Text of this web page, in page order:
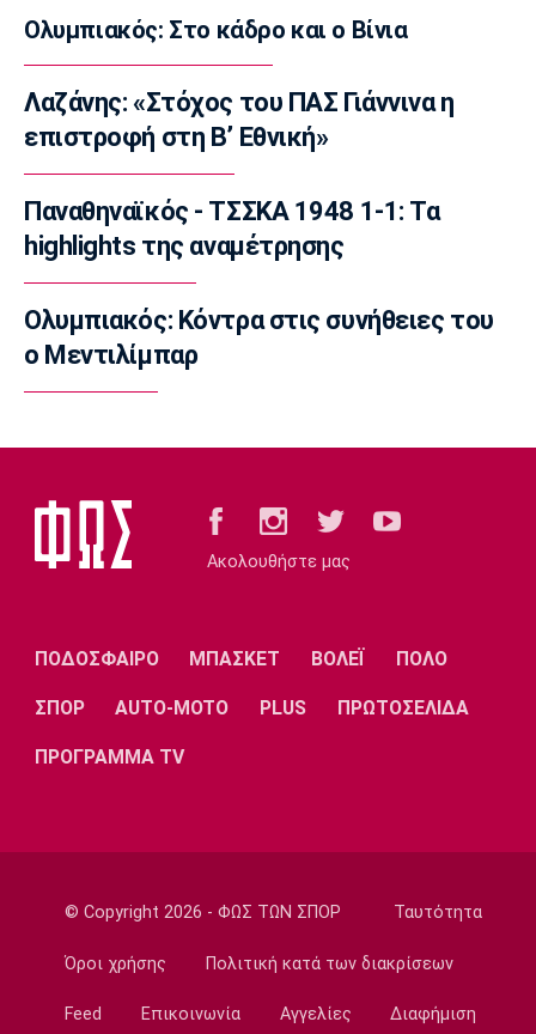
Conference League
στο Κλουζ
23:16
Γ Εθνική
«Πακέτο» στον Απόλλωνα Σμύρνης
23:05
Λεβαδειακός - Παναιτωλικός 1-0: Φιλική νίκη
οι Βοιωτοί επί των «καναρινιών»
22:50
Europa League
λάθος (hls)
Ποδόσφαιρο - Διεθνή
Ρεάλ Μαδρίτης: Ανανέωσε τον Βινίσιους ως
Ποδόσφαιρο - Διεθνή
22:20
Super League 1
Κούβελος σε αδελφές Αλεξανδρή: «Μας
21:50
Super League 2
Ολυμπιακός: Στο κάδρο και ο Βίνια
Λαζάνης: «Στόχος του ΠΑΣ Γιάννινα η
επιστροφή στη Β’ Εθνική»
Παναθηναϊκός - ΤΣΣΚΑ 1948 1-1: Τα
highlights της αναμέτρησης
Ολυμπιακός: Κόντρα στις συνήθειες του
ο Μεντιλίμπαρ
Ακολουθήστε μας
ΠΟΔΟΣΦΑΙΡΟ ΜΠΑΣΚΕΤ ΒΟΛΕΪ ΠΟΛΟ
ΣΠΟΡ AUTO-MOTO PLUS ΠΡΩΤΟΣΕΛΙΔΑ
ΠΡΟΓΡΑΜΜΑ TV
© Copyright 2026 - ΦΩΣ ΤΩΝ ΣΠΟΡ Ταυτότητα
Όροι χρήσης Πολιτική κατά των διακρίσεων
Feed Επικοινωνία Αγγελίες Διαφήμιση